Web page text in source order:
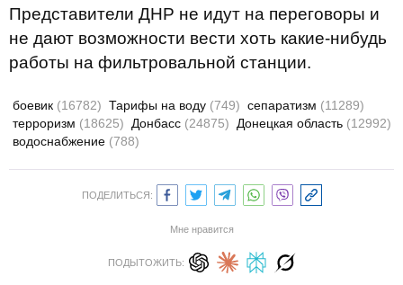
Представители ДНР не идут на переговоры и
не дают возможности вести хоть какие-нибудь
работы на фильтровальной станции.​
боевик (16782) Тарифы на воду (749) сепаратизм (11289)
терроризм (18625) Донбасс (24875) Донецкая область (12992)
водоснабжение (788)
ПОДЕЛИТЬСЯ:
Мне нравится
ПОДЫТОЖИТЬ: